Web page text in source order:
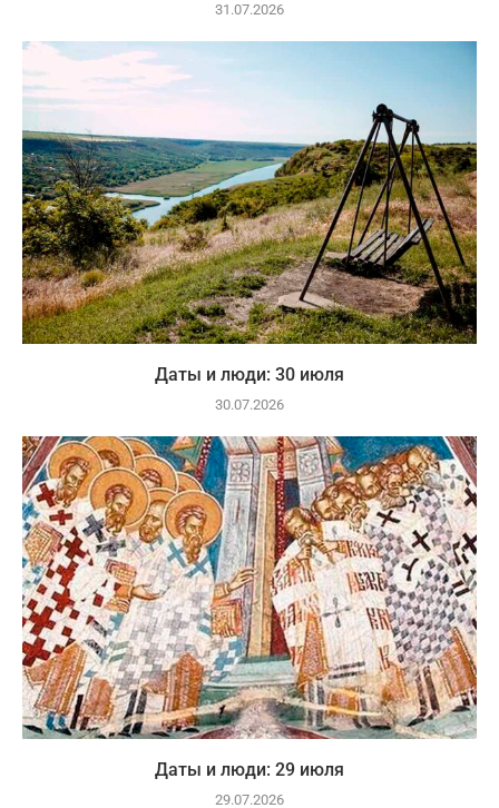
31.07.2026
Даты и люди: 30 июля
30.07.2026
Даты и люди: 29 июля
29.07.2026